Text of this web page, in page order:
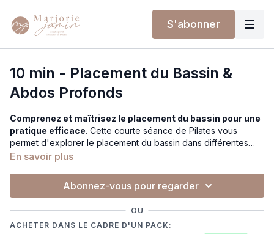
S'abonner
10 min - Placement du Bassin &
Abdos Profonds
Comprenez et maîtrisez le placement du bassin pour une
pratique efficace. Cette courte séance de Pilates vous
permet d'explorer le placement du bassin dans différentes
positions afin de mieux comprendre le concept clé du bassin
abdominale en profondeur, un élément fondamental pour tous
cette session est également précieuse pour les pratiquants
intermédiaires et avancés souhaitant affiner leur technique. Ce
En savoir plus
Abonnez-vous pour regarder
OU
ACHETER DANS LE CADRE D'UN PACK: